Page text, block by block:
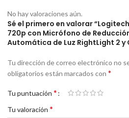
segura a la mayoría de los monitores
puede colocarse sobre escritorios.
5 megapíxeles(interpolados por
sistemas Windows y macOS.
¡Video HD y voz clara para todas tus
No hay valoraciones aún.
Sé el primero en valorar
720p con Micrófono de
Automática de Luz RightLight 2 y
Tu dirección de correo electrónico no
obligatorios están marcados con *
Tu puntuación *
Tu valoración *